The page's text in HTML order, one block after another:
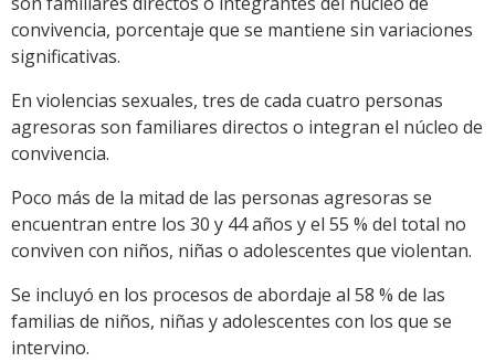
convivencia, porcentaje que se mantiene sin variaciones
significativas.
En violencias sexuales, tres de cada cuatro personas
agresoras son familiares directos o integran el núcleo de
convivencia.
Poco más de la mitad de las personas agresoras se
encuentran entre los 30 y 44 años y el 55 % del total no
conviven con niños, niñas o adolescentes que violentan.
Se incluyó en los procesos de abordaje al 58 % de las
familias de niños, niñas y adolescentes con los que se
intervino.